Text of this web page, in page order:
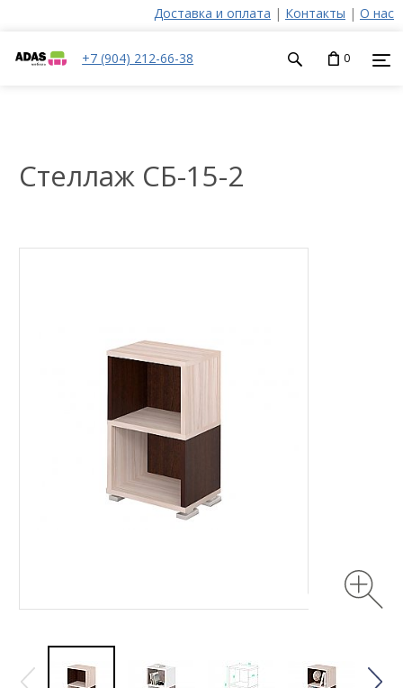
Доставка и оплата | Контакты | О нас
+7 (904) 212-66-38 0
Стеллаж СБ-15-2